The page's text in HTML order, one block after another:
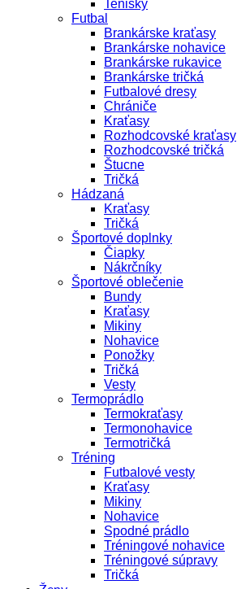
Tenisky
Futbal
Brankárske kraťasy
Brankárske nohavice
Brankárske rukavice
Brankárske tričká
Futbalové dresy
Chrániče
Kraťasy
Rozhodcovské kraťasy
Rozhodcovské tričká
Štucne
Tričká
Hádzaná
Kraťasy
Tričká
Športové doplnky
Čiapky
Nákrčníky
Športové oblečenie
Bundy
Kraťasy
Mikiny
Nohavice
Ponožky
Tričká
Vesty
Termoprádlo
Termokraťasy
Termonohavice
Termotričká
Tréning
Futbalové vesty
Kraťasy
Mikiny
Nohavice
Spodné prádlo
Tréningové nohavice
Tréningové súpravy
Tričká